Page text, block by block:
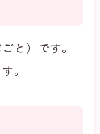
と）です。
。